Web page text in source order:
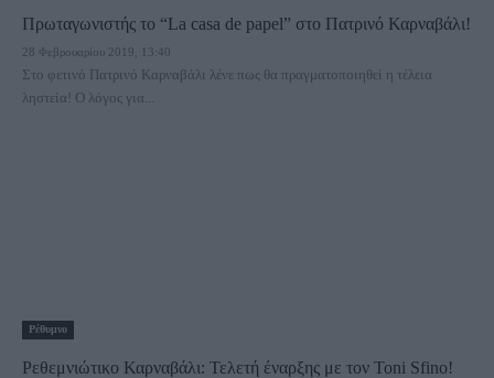
Πρωταγωνιστής το “La casa de papel” στο Πατρινό Καρναβάλι!
28 Φεβρουαρίου 2019, 13:40
Στο φετινό Πατρινό Καρναβάλι λένε πως θα πραγματοποιηθεί η τέλεια
ληστεία! Ο λόγος για...
Ρέθυμνο
Ρεθεμνιώτικο Καρναβάλι: Τελετή έναρξης με τον Toni Sfino!